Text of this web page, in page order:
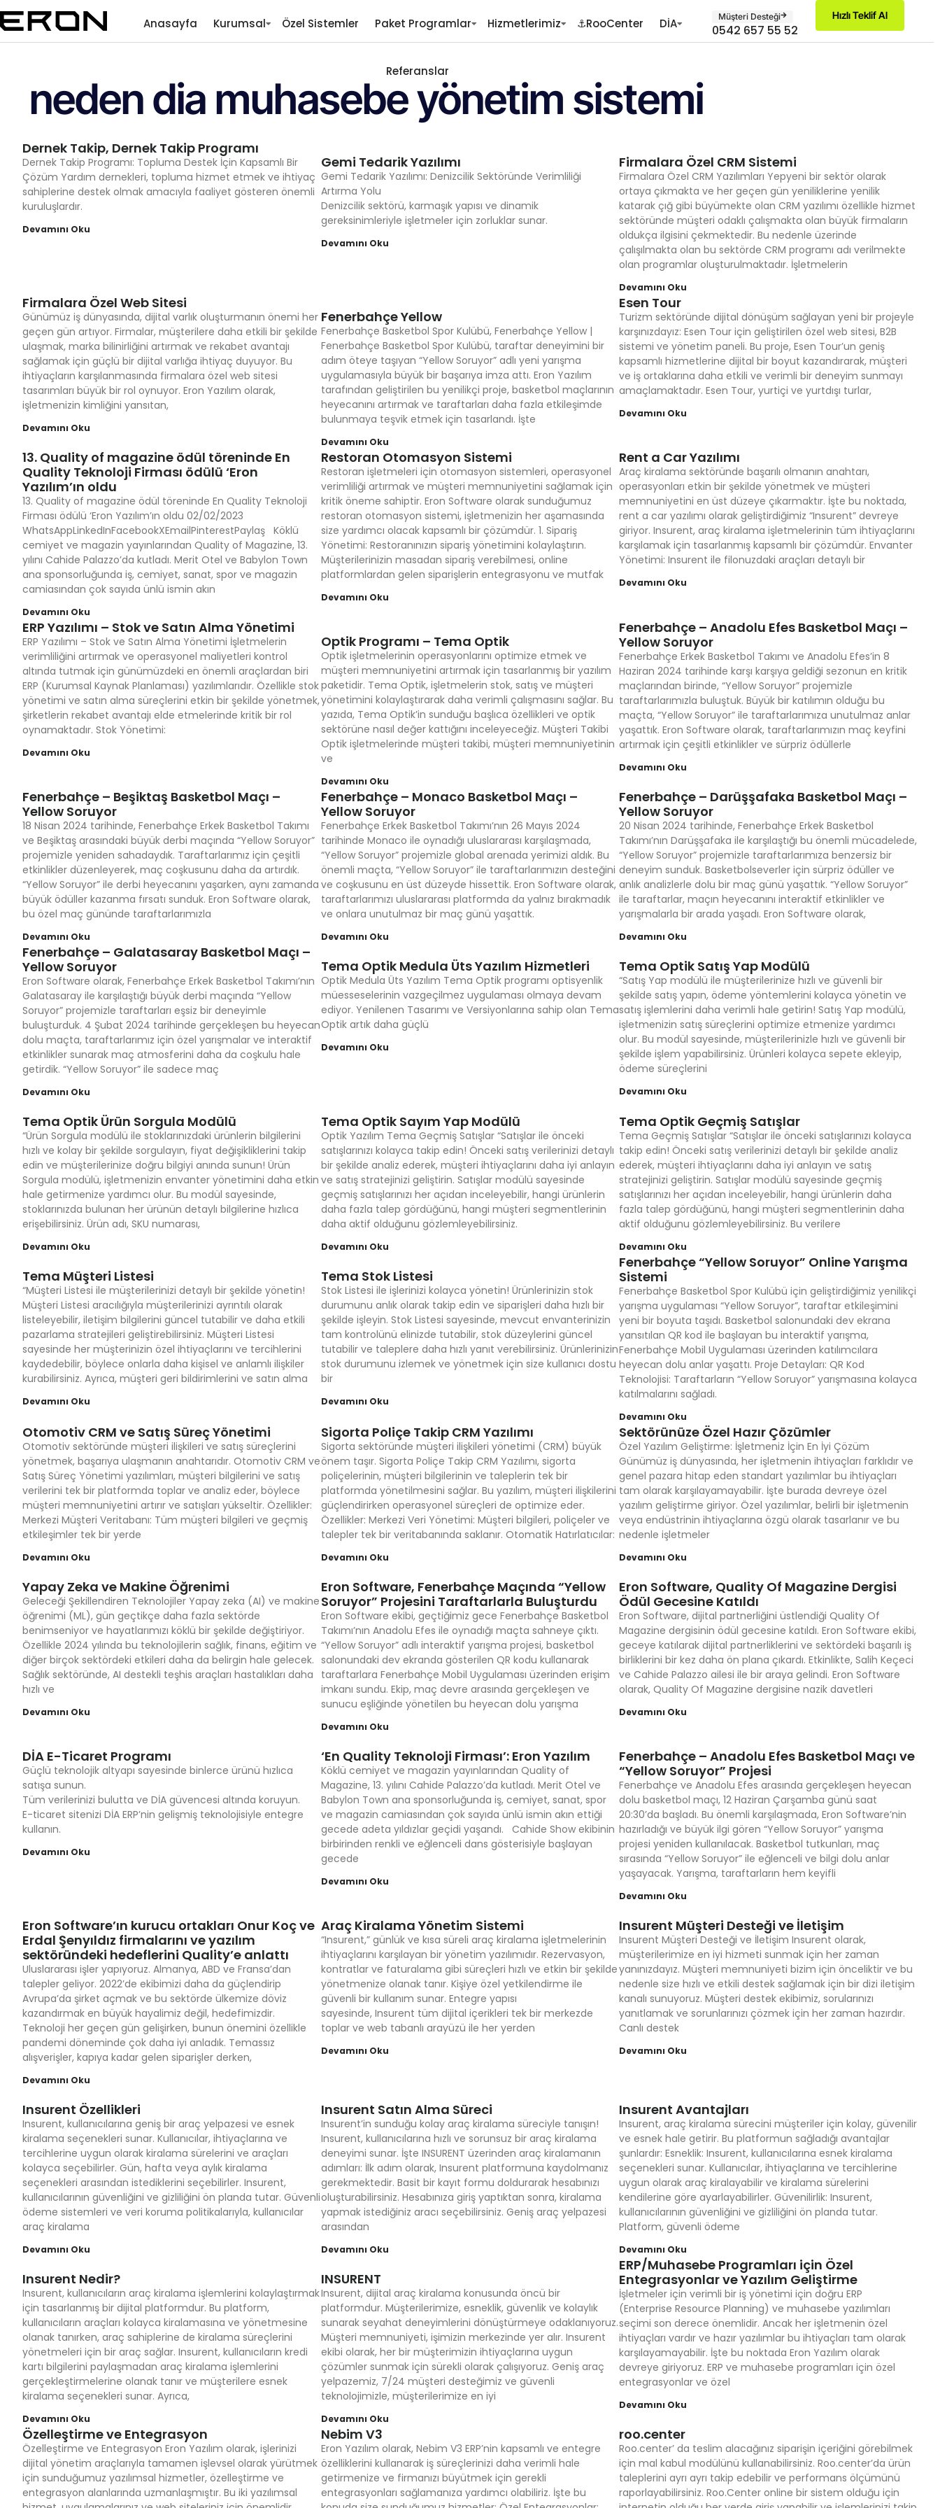
Anasayfa Kurumsal Özel Sistemler Paket Programlar Hizmetlerimiz ⚓RooCenter DİA
Referanslar
Müşteri Desteği
0542 657 55 52
Hızlı Teklif Al
neden dia muhasebe yönetim sistemi
Dernek Takip, Dernek Takip Programı
Dernek Takip Programı: Topluma Destek İçin Kapsamlı Bir
Çözüm Yardım dernekleri, topluma hizmet etmek ve ihtiyaç
sahiplerine destek olmak amacıyla faaliyet gösteren önemli
kuruluşlardır.
Devamını Oku
Gemi Tedarik Yazılımı
Gemi Tedarik Yazılımı: Denizcilik Sektöründe Verimliliği
Artırma Yolu
Denizcilik sektörü, karmaşık yapısı ve dinamik
gereksinimleriyle işletmeler için zorluklar sunar.
Devamını Oku
Firmalara Özel CRM Sistemi
Firmalara Özel CRM Yazılımları Yepyeni bir sektör olarak
ortaya çıkmakta ve her geçen gün yeniliklerine yenilik
katarak çığ gibi büyümekte olan CRM yazılımı özellikle hizmet
sektöründe müşteri odaklı çalışmakta olan büyük firmaların
oldukça ilgisini çekmektedir. Bu nedenle üzerinde
çalışılmakta olan bu sektörde CRM programı adı verilmekte
olan programlar oluşturulmaktadır. İşletmelerin
Devamını Oku
Firmalara Özel Web Sitesi
Günümüz iş dünyasında, dijital varlık oluşturmanın önemi her
geçen gün artıyor. Firmalar, müşterilere daha etkili bir şekilde
ulaşmak, marka bilinirliğini artırmak ve rekabet avantajı
sağlamak için güçlü bir dijital varlığa ihtiyaç duyuyor. Bu
ihtiyaçların karşılanmasında firmalara özel web sitesi
tasarımları büyük bir rol oynuyor. Eron Yazılım olarak,
işletmenizin kimliğini yansıtan,
Devamını Oku
Fenerbahçe Yellow
Fenerbahçe Basketbol Spor Kulübü, Fenerbahçe Yellow |
Fenerbahçe Basketbol Spor Kulübü, taraftar deneyimini bir
adım öteye taşıyan “Yellow Soruyor” adlı yeni yarışma
uygulamasıyla büyük bir başarıya imza attı. Eron Yazılım
tarafından geliştirilen bu yenilikçi proje, basketbol maçlarının
heyecanını artırmak ve taraftarları daha fazla etkileşimde
bulunmaya teşvik etmek için tasarlandı. İşte
Devamını Oku
Esen Tour
Turizm sektöründe dijital dönüşüm sağlayan yeni bir projeyle
karşınızdayız: Esen Tour için geliştirilen özel web sitesi, B2B
sistemi ve yönetim paneli. Bu proje, Esen Tour’un geniş
kapsamlı hizmetlerine dijital bir boyut kazandırarak, müşteri
ve iş ortaklarına daha etkili ve verimli bir deneyim sunmayı
amaçlamaktadır. Esen Tour, yurtiçi ve yurtdışı turlar,
Devamını Oku
13. Quality of magazine ödül töreninde En
Quality Teknoloji Firması ödülü ‘Eron
Yazılım’ın oldu
13. Quality of magazine ödül töreninde En Quality Teknoloji
Firması ödülü ‘Eron Yazılım’ın oldu 02/02/2023
WhatsAppLinkedInFacebookXEmailPinterestPaylaş Köklü
cemiyet ve magazin yayınlarından Quality of Magazine, 13.
yılını Cahide Palazzo’da kutladı. Merit Otel ve Babylon Town
ana sponsorluğunda iş, cemiyet, sanat, spor ve magazin
camiasından çok sayıda ünlü ismin akın
Devamını Oku
Restoran Otomasyon Sistemi
Restoran işletmeleri için otomasyon sistemleri, operasyonel
verimliliği artırmak ve müşteri memnuniyetini sağlamak için
kritik öneme sahiptir. Eron Software olarak sunduğumuz
restoran otomasyon sistemi, işletmenizin her aşamasında
size yardımcı olacak kapsamlı bir çözümdür. 1. Sipariş
Yönetimi: Restoranınızın sipariş yönetimini kolaylaştırın.
Müşterilerinizin masadan sipariş verebilmesi, online
platformlardan gelen siparişlerin entegrasyonu ve mutfak
Devamını Oku
Rent a Car Yazılımı
Araç kiralama sektöründe başarılı olmanın anahtarı,
operasyonları etkin bir şekilde yönetmek ve müşteri
memnuniyetini en üst düzeye çıkarmaktır. İşte bu noktada,
rent a car yazılımı olarak geliştirdiğimiz “Insurent” devreye
giriyor. Insurent, araç kiralama işletmelerinin tüm ihtiyaçlarını
karşılamak için tasarlanmış kapsamlı bir çözümdür. Envanter
Yönetimi: Insurent ile filonuzdaki araçları detaylı bir
Devamını Oku
ERP Yazılımı – Stok ve Satın Alma Yönetimi
ERP Yazılımı – Stok ve Satın Alma Yönetimi İşletmelerin
verimliliğini artırmak ve operasyonel maliyetleri kontrol
altında tutmak için günümüzdeki en önemli araçlardan biri
ERP (Kurumsal Kaynak Planlaması) yazılımlarıdır. Özellikle stok
yönetimi ve satın alma süreçlerini etkin bir şekilde yönetmek,
şirketlerin rekabet avantajı elde etmelerinde kritik bir rol
oynamaktadır. Stok Yönetimi:
Devamını Oku
Optik Programı – Tema Optik
Optik işletmelerinin operasyonlarını optimize etmek ve
müşteri memnuniyetini artırmak için tasarlanmış bir yazılım
paketidir. Tema Optik, işletmelerin stok, satış ve müşteri
yönetimini kolaylaştırarak daha verimli çalışmasını sağlar. Bu
yazıda, Tema Optik’in sunduğu başlıca özellikleri ve optik
sektörüne nasıl değer kattığını inceleyeceğiz. Müşteri Takibi
Optik işletmelerinde müşteri takibi, müşteri memnuniyetinin
ve
Devamını Oku
Fenerbahçe – Anadolu Efes Basketbol Maçı –
Yellow Soruyor
Fenerbahçe Erkek Basketbol Takımı ve Anadolu Efes’in 8
Haziran 2024 tarihinde karşı karşıya geldiği sezonun en kritik
maçlarından birinde, “Yellow Soruyor” projemizle
taraftarlarımızla buluştuk. Büyük bir katılımın olduğu bu
maçta, “Yellow Soruyor” ile taraftarlarımıza unutulmaz anlar
yaşattık. Eron Software olarak, taraftarlarımızın maç keyfini
artırmak için çeşitli etkinlikler ve sürpriz ödüllerle
Devamını Oku
Fenerbahçe – Beşiktaş Basketbol Maçı –
Yellow Soruyor
18 Nisan 2024 tarihinde, Fenerbahçe Erkek Basketbol Takımı
ve Beşiktaş arasındaki büyük derbi maçında “Yellow Soruyor”
projemizle yeniden sahadaydık. Taraftarlarımız için çeşitli
etkinlikler düzenleyerek, maç coşkusunu daha da artırdık.
“Yellow Soruyor” ile derbi heyecanını yaşarken, aynı zamanda
büyük ödüller kazanma fırsatı sunduk. Eron Software olarak,
bu özel maç gününde taraftarlarımızla
Devamını Oku
Fenerbahçe – Monaco Basketbol Maçı –
Yellow Soruyor
Fenerbahçe Erkek Basketbol Takımı’nın 26 Mayıs 2024
tarihinde Monaco ile oynadığı uluslararası karşılaşmada,
“Yellow Soruyor” projemizle global arenada yerimizi aldık. Bu
önemli maçta, “Yellow Soruyor” ile taraftarlarımızın desteğini
ve coşkusunu en üst düzeyde hissettik. Eron Software olarak,
taraftarlarımızı uluslararası platformda da yalnız bırakmadık
ve onlara unutulmaz bir maç günü yaşattık.
Devamını Oku
Fenerbahçe – Darüşşafaka Basketbol Maçı –
Yellow Soruyor
20 Nisan 2024 tarihinde, Fenerbahçe Erkek Basketbol
Takımı’nın Darüşşafaka ile karşılaştığı bu önemli mücadelede,
“Yellow Soruyor” projemizle taraftarlarımıza benzersiz bir
deneyim sunduk. Basketbolseverler için sürpriz ödüller ve
anlık analizlerle dolu bir maç günü yaşattık. “Yellow Soruyor”
ile taraftarlar, maçın heyecanını interaktif etkinlikler ve
yarışmalarla bir arada yaşadı. Eron Software olarak,
Devamını Oku
Fenerbahçe – Galatasaray Basketbol Maçı –
Yellow Soruyor
Eron Software olarak, Fenerbahçe Erkek Basketbol Takımı’nın
Galatasaray ile karşılaştığı büyük derbi maçında “Yellow
Soruyor” projemizle taraftarları eşsiz bir deneyimle
buluşturduk. 4 Şubat 2024 tarihinde gerçekleşen bu heyecan
dolu maçta, taraftarlarımız için özel yarışmalar ve interaktif
etkinlikler sunarak maç atmosferini daha da coşkulu hale
getirdik. “Yellow Soruyor” ile sadece maç
Devamını Oku
Tema Optik Medula Üts Yazılım Hizmetleri
Optik Medula Üts Yazılım Tema Optik programı optisyenlik
müesseselerinin vazgeçilmez uygulaması olmaya devam
ediyor. Yenilenen Tasarımı ve Versiyonlarına sahip olan Tema
Optik artık daha güçlü
Devamını Oku
Tema Optik Satış Yap Modülü
“Satış Yap modülü ile müşterilerinize hızlı ve güvenli bir
şekilde satış yapın, ödeme yöntemlerini kolayca yönetin ve
satış işlemlerini daha verimli hale getirin! Satış Yap modülü,
işletmenizin satış süreçlerini optimize etmenize yardımcı
olur. Bu modül sayesinde, müşterilerinizle hızlı ve güvenli bir
şekilde işlem yapabilirsiniz. Ürünleri kolayca sepete ekleyip,
ödeme süreçlerini
Devamını Oku
Tema Optik Ürün Sorgula Modülü
“Ürün Sorgula modülü ile stoklarınızdaki ürünlerin bilgilerini
hızlı ve kolay bir şekilde sorgulayın, fiyat değişikliklerini takip
edin ve müşterilerinize doğru bilgiyi anında sunun! Ürün
Sorgula modülü, işletmenizin envanter yönetimini daha etkin
hale getirmenize yardımcı olur. Bu modül sayesinde,
stoklarınızda bulunan her ürünün detaylı bilgilerine hızlıca
erişebilirsiniz. Ürün adı, SKU numarası,
Devamını Oku
Tema Optik Sayım Yap Modülü
Optik Yazılım Tema Geçmiş Satışlar “Satışlar ile önceki
satışlarınızı kolayca takip edin! Önceki satış verilerinizi detaylı
bir şekilde analiz ederek, müşteri ihtiyaçlarını daha iyi anlayın
ve satış stratejinizi geliştirin. Satışlar modülü sayesinde
geçmiş satışlarınızı her açıdan inceleyebilir, hangi ürünlerin
daha fazla talep gördüğünü, hangi müşteri segmentlerinin
daha aktif olduğunu gözlemleyebilirsiniz.
Devamını Oku
Tema Optik Geçmiş Satışlar
Tema Geçmiş Satışlar “Satışlar ile önceki satışlarınızı kolayca
takip edin! Önceki satış verilerinizi detaylı bir şekilde analiz
ederek, müşteri ihtiyaçlarını daha iyi anlayın ve satış
stratejinizi geliştirin. Satışlar modülü sayesinde geçmiş
satışlarınızı her açıdan inceleyebilir, hangi ürünlerin daha
fazla talep gördüğünü, hangi müşteri segmentlerinin daha
aktif olduğunu gözlemleyebilirsiniz. Bu verilere
Devamını Oku
Tema Müşteri Listesi
“Müşteri Listesi ile müşterilerinizi detaylı bir şekilde yönetin!
Müşteri Listesi aracılığıyla müşterilerinizi ayrıntılı olarak
listeleyebilir, iletişim bilgilerini güncel tutabilir ve daha etkili
pazarlama stratejileri geliştirebilirsiniz. Müşteri Listesi
sayesinde her müşterinizin özel ihtiyaçlarını ve tercihlerini
kaydedebilir, böylece onlarla daha kişisel ve anlamlı ilişkiler
kurabilirsiniz. Ayrıca, müşteri geri bildirimlerini ve satın alma
Devamını Oku
Tema Stok Listesi
Stok Listesi ile işlerinizi kolayca yönetin! Ürünlerinizin stok
durumunu anlık olarak takip edin ve siparişleri daha hızlı bir
şekilde işleyin. Stok Listesi sayesinde, mevcut envanterinizin
tam kontrolünü elinizde tutabilir, stok düzeylerini güncel
tutabilir ve taleplere daha hızlı yanıt verebilirsiniz. Ürünlerinizin
stok durumunu izlemek ve yönetmek için size kullanıcı dostu
bir
Devamını Oku
Fenerbahçe “Yellow Soruyor” Online Yarışma
Sistemi
Fenerbahçe Basketbol Spor Kulübü için geliştirdiğimiz yenilikçi
yarışma uygulaması “Yellow Soruyor”, taraftar etkileşimini
yeni bir boyuta taşıdı. Basketbol salonundaki dev ekrana
yansıtılan QR kod ile başlayan bu interaktif yarışma,
Fenerbahçe Mobil Uygulaması üzerinden katılımcılara
heyecan dolu anlar yaşattı. Proje Detayları: QR Kod
Teknolojisi: Taraftarların “Yellow Soruyor” yarışmasına kolayca
katılmalarını sağladı.
Devamını Oku
Otomotiv CRM ve Satış Süreç Yönetimi
Otomotiv sektöründe müşteri ilişkileri ve satış süreçlerini
yönetmek, başarıya ulaşmanın anahtarıdır. Otomotiv CRM ve
Satış Süreç Yönetimi yazılımları, müşteri bilgilerini ve satış
verilerini tek bir platformda toplar ve analiz eder, böylece
müşteri memnuniyetini artırır ve satışları yükseltir. Özellikler:
Merkezi Müşteri Veritabanı: Tüm müşteri bilgileri ve geçmiş
etkileşimler tek bir yerde
Devamını Oku
Sigorta Poliçe Takip CRM Yazılımı
Sigorta sektöründe müşteri ilişkileri yönetimi (CRM) büyük
önem taşır. Sigorta Poliçe Takip CRM Yazılımı, sigorta
poliçelerinin, müşteri bilgilerinin ve taleplerin tek bir
platformda yönetilmesini sağlar. Bu yazılım, müşteri ilişkilerini
güçlendirirken operasyonel süreçleri de optimize eder.
Özellikler: Merkezi Veri Yönetimi: Müşteri bilgileri, poliçeler ve
talepler tek bir veritabanında saklanır. Otomatik Hatırlatıcılar:
Devamını Oku
Sektörünüze Özel Hazır Çözümler
Özel Yazılım Geliştirme: İşletmeniz İçin En İyi Çözüm
Günümüz iş dünyasında, her işletmenin ihtiyaçları farklıdır ve
genel pazara hitap eden standart yazılımlar bu ihtiyaçları
tam olarak karşılayamayabilir. İşte burada devreye özel
yazılım geliştirme giriyor. Özel yazılımlar, belirli bir işletmenin
veya endüstrinin ihtiyaçlarına özgü olarak tasarlanır ve bu
nedenle işletmeler
Devamını Oku
Yapay Zeka ve Makine Öğrenimi
Geleceği Şekillendiren Teknolojiler Yapay zeka (AI) ve makine
öğrenimi (ML), gün geçtikçe daha fazla sektörde
benimseniyor ve hayatlarımızı köklü bir şekilde değiştiriyor.
Özellikle 2024 yılında bu teknolojilerin sağlık, finans, eğitim ve
diğer birçok sektördeki etkileri daha da belirgin hale gelecek.
Sağlık sektöründe, AI destekli teşhis araçları hastalıkları daha
hızlı ve
Devamını Oku
Eron Software, Fenerbahçe Maçında “Yellow
Soruyor” Projesini Taraftarlarla Buluşturdu
Eron Software ekibi, geçtiğimiz gece Fenerbahçe Basketbol
Takımı’nın Anadolu Efes ile oynadığı maçta sahneye çıktı.
“Yellow Soruyor” adlı interaktif yarışma projesi, basketbol
salonundaki dev ekranda gösterilen QR kodu kullanarak
taraftarlara Fenerbahçe Mobil Uygulaması üzerinden erişim
imkanı sundu. Ekip, maç devre arasında gerçekleşen ve
sunucu eşliğinde yönetilen bu heyecan dolu yarışma
Devamını Oku
Eron Software, Quality Of Magazine Dergisi
Ödül Gecesine Katıldı
Eron Software, dijital partnerliğini üstlendiği Quality Of
Magazine dergisinin ödül gecesine katıldı. Eron Software ekibi,
geceye katılarak dijital partnerliklerini ve sektördeki başarılı iş
birliklerini bir kez daha ön plana çıkardı. Etkinlikte, Salih Keçeci
ve Cahide Palazzo ailesi ile bir araya gelindi. Eron Software
olarak, Quality Of Magazine dergisine nazik davetleri
Devamını Oku
DİA E-Ticaret Programı
Güçlü teknolojik altyapı sayesinde binlerce ürünü hızlıca
satışa sunun.
Tüm verilerinizi bulutta ve DİA güvencesi altında koruyun.
E-ticaret sitenizi DİA ERP’nin gelişmiş teknolojisiyle entegre
kullanın.
Devamını Oku
‘En Quality Teknoloji Firması’: Eron Yazılım
Köklü cemiyet ve magazin yayınlarından Quality of
Magazine, 13. yılını Cahide Palazzo’da kutladı. Merit Otel ve
Babylon Town ana sponsorluğunda iş, cemiyet, sanat, spor
ve magazin camiasından çok sayıda ünlü ismin akın ettiği
gecede adeta yıldızlar geçidi yaşandı. Cahide Show ekibinin
birbirinden renkli ve eğlenceli dans gösterisiyle başlayan
gecede
Devamını Oku
Fenerbahçe – Anadolu Efes Basketbol Maçı ve
“Yellow Soruyor” Projesi
Fenerbahçe ve Anadolu Efes arasında gerçekleşen heyecan
dolu basketbol maçı, 12 Haziran Çarşamba günü saat
20:30’da başladı. Bu önemli karşılaşmada, Eron Software’nin
hazırladığı ve büyük ilgi gören “Yellow Soruyor” yarışma
projesi yeniden kullanılacak. Basketbol tutkunları, maç
sırasında “Yellow Soruyor” ile eğlenceli ve bilgi dolu anlar
yaşayacak. Yarışma, taraftarların hem keyifli
Devamını Oku
Eron Software’ın kurucu ortakları Onur Koç ve
Erdal Şenyıldız firmalarını ve yazılım
sektöründeki hedeflerini Quality’e anlattı
Uluslararası işler yapıyoruz. Almanya, ABD ve Fransa’dan
talepler geliyor. 2022’de ekibimizi daha da güçlendirip
Avrupa’da şirket açmak ve bu sektörde ülkemize döviz
kazandırmak en büyük hayalimiz değil, hedefimizdir.
Teknoloji her geçen gün gelişirken, bunun önemini özellikle
pandemi döneminde çok daha iyi anladık. Temassız
alışverişler, kapıya kadar gelen siparişler derken,
Devamını Oku
Araç Kiralama Yönetim Sistemi
“Insurent,” günlük ve kısa süreli araç kiralama işletmelerinin
ihtiyaçlarını karşılayan bir yönetim yazılımıdır. Rezervasyon,
kontratlar ve faturalama gibi süreçleri hızlı ve etkin bir şekilde
yönetmenize olanak tanır. Kişiye özel yetkilendirme ile
güvenli bir kullanım sunar. Entegre yapısı
sayesinde, Insurent tüm dijital içerikleri tek bir merkezde
toplar ve web tabanlı arayüzü ile her yerden
Devamını Oku
Insurent Müşteri Desteği ve İletişim
Insurent Müşteri Desteği ve İletişim Insurent olarak,
müşterilerimize en iyi hizmeti sunmak için her zaman
yanınızdayız. Müşteri memnuniyeti bizim için önceliktir ve bu
nedenle size hızlı ve etkili destek sağlamak için bir dizi iletişim
kanalı sunuyoruz. Müşteri destek ekibimiz, sorularınızı
yanıtlamak ve sorunlarınızı çözmek için her zaman hazırdır.
Canlı destek
Devamını Oku
Insurent Özellikleri
Insurent, kullanıcılarına geniş bir araç yelpazesi ve esnek
kiralama seçenekleri sunar. Kullanıcılar, ihtiyaçlarına ve
tercihlerine uygun olarak kiralama sürelerini ve araçları
kolayca seçebilirler. Gün, hafta veya aylık kiralama
seçenekleri arasından istediklerini seçebilirler. Insurent,
kullanıcılarının güvenliğini ve gizliliğini ön planda tutar. Güvenli
ödeme sistemleri ve veri koruma politikalarıyla, kullanıcılar
araç kiralama
Devamını Oku
Insurent Satın Alma Süreci
Insurent’in sunduğu kolay araç kiralama süreciyle tanışın!
Insurent, kullanıcılarına hızlı ve sorunsuz bir araç kiralama
deneyimi sunar. İşte INSURENT üzerinden araç kiralamanın
adımları: İlk adım olarak, Insurent platformuna kaydolmanız
gerekmektedir. Basit bir kayıt formu doldurarak hesabınızı
oluşturabilirsiniz. Hesabınıza giriş yaptıktan sonra, kiralama
yapmak istediğiniz aracı seçebilirsiniz. Geniş araç yelpazesi
arasından
Devamını Oku
Insurent Avantajları
Insurent, araç kiralama sürecini müşteriler için kolay, güvenilir
ve esnek hale getirir. Bu platformun sağladığı avantajlar
şunlardır: Esneklik: Insurent, kullanıcılarına esnek kiralama
seçenekleri sunar. Kullanıcılar, ihtiyaçlarına ve tercihlerine
uygun olarak araç kiralayabilir ve kiralama sürelerini
kendilerine göre ayarlayabilirler. Güvenilirlik: Insurent,
kullanıcılarının güvenliğini ve gizliliğini ön planda tutar.
Platform, güvenli ödeme
Devamını Oku
Insurent Nedir?
Insurent, kullanıcıların araç kiralama işlemlerini kolaylaştırmak
için tasarlanmış bir dijital platformdur. Bu platform,
kullanıcıların araçları kolayca kiralamasına ve yönetmesine
olanak tanırken, araç sahiplerine de kiralama süreçlerini
yönetmeleri için bir araç sağlar. Insurent, kullanıcıların kredi
kartı bilgilerini paylaşmadan araç kiralama işlemlerini
gerçekleştirmelerine olanak tanır ve müşterilere esnek
kiralama seçenekleri sunar. Ayrıca,
Devamını Oku
INSURENT
Insurent, dijital araç kiralama konusunda öncü bir
platformdur. Müşterilerimize, esneklik, güvenlik ve kolaylık
sunarak seyahat deneyimlerini dönüştürmeye odaklanıyoruz.
Müşteri memnuniyeti, işimizin merkezinde yer alır. Insurent
ekibi olarak, her bir müşterimizin ihtiyaçlarına uygun
çözümler sunmak için sürekli olarak çalışıyoruz. Geniş araç
yelpazemiz, 7/24 müşteri desteğimiz ve güvenli
teknolojimizle, müşterilerimize en iyi
Devamını Oku
ERP/Muhasebe Programları için Özel
Entegrasyonlar ve Yazılım Geliştirme
İşletmeler için verimli bir iş yönetimi için doğru ERP
(Enterprise Resource Planning) ve muhasebe yazılımları
seçimi son derece önemlidir. Ancak her işletmenin özel
ihtiyaçları vardır ve hazır yazılımlar bu ihtiyaçları tam olarak
karşılayamayabilir. İşte bu noktada Eron Yazılım olarak
devreye giriyoruz. ERP ve muhasebe programları için özel
entegrasyonlar ve özel
Devamını Oku
Özelleştirme ve Entegrasyon
Özelleştirme ve Entegrasyon Eron Yazılım olarak, işlerinizi
dijital yönetim araçlarıyla tamamen işlevsel olarak yürütmek
için sunduğumuz yazılımsal hizmetler, özelleştirme ve
entegrasyon alanlarında uzmanlaşmıştır. Bu iki yazılımsal
Nebim V3
Eron Yazılım olarak, Nebim V3 ERP’nin kapsamlı ve entegre
özelliklerini kullanarak iş süreçlerinizi daha verimli hale
getirmenize ve firmanızı büyütmek için gerekli
entegrasyonları sağlamanıza yardımcı olabiliriz. İşte bu
roo.center
Roo.center’ da teslim alacağınız siparişin içeriğini görebilmek
için mal kabul modülünü kullanabilirsiniz. Roo.center’da ürün
taleplerini ayrı ayrı takip edebilir ve performans ölçümünü
raporlayabilirsiniz. Roo.Center online bir sistem olduğu için